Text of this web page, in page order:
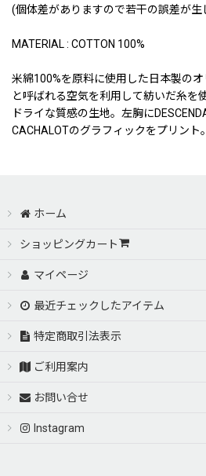
(個体差がありますので若干の誤差が
MATERIAL : COTTON 100%
米綿100%を原料に使用した日本製の
と呼ばれる空気を利用して紡いだ糸を
ドライな質感の生地。左胸に
CACHALOTのグラフィックをプリント。
ホーム
ショッピングカート
マイページ
最近チェックしたアイテム
特定商取引法表示
ご利用案内
お問い合せ
Instagram